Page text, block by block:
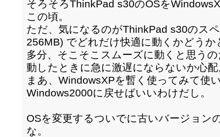
そろそろThinkPad s30のOSを
この頃。
ただ、気になるのがThinkPad s30のス
256MB) でどれだけ快適に動くかどう
多分、そこそこスムーズに動くと思う
動したときに急に激遅にならないか心配
まあ、WindowsXPを暫く使ってみて使
Windows2000に戻せばいいわけだし。
OSを変更するついでに古いバージョン
な。